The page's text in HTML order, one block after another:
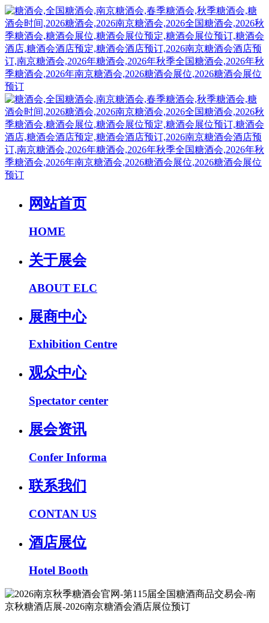
网站首页
HOME
关于展会
ABOUT ELC
展商中心
Exhibition Centre
观众中心
Spectator center
展会资讯
Confer Informa
联系我们
CONTAN US
酒店展位
Hotel Booth